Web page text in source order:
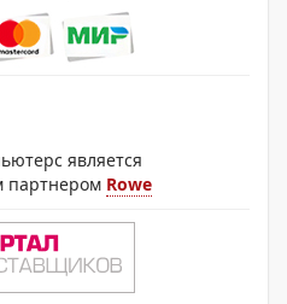
является
партнером Rowe